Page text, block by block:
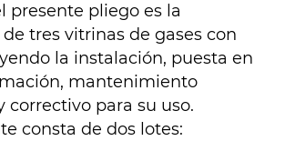
presente pliego es la
tres vitrinas de gases con
la instalación, puesta en
mantenimiento
correctivo para su uso.
consta de dos lotes: